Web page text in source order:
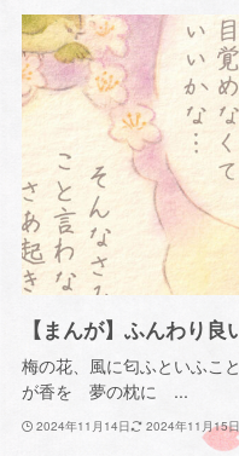
【まんが】ふんわり
梅の花、風に匂ふといふこ
が香を 夢の枕に ...
2024年11月14日 2024年11月15日